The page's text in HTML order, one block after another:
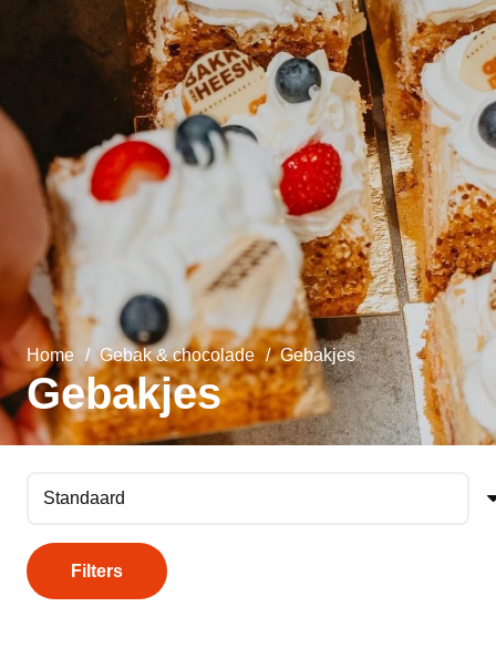
Home / Gebak & chocolade / Gebakjes
Gebakjes
Filters